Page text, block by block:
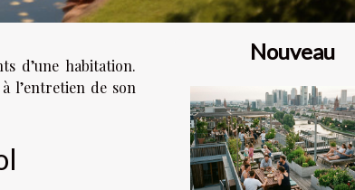
d’une habitation.
l’entretien de son
Nouveau